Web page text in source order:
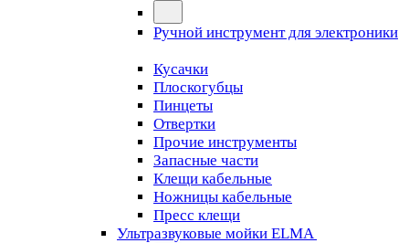
Ручной инструмент для электроники
Кусачки
Плоскогубцы
Пинцеты
Отвертки
Прочие инструменты
Запасные части
Клещи кабельные
Ножницы кабельные
Пресс клещи
Ультразвуковые мойки ELMA